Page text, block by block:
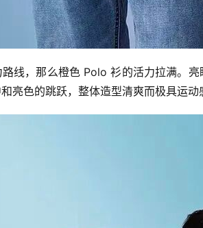
线，那么橙色 Polo 衫的活力拉满。
亮色的跳跃，整体造型清爽而极具运动